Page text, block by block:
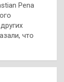
Pena
что